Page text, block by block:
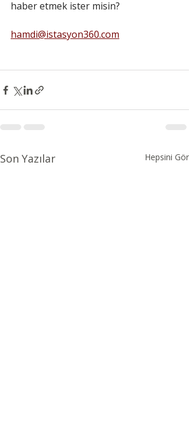
haber etmek ister misin?
hamdi@istasyon360.com
Son Yazılar Hepsini Gör